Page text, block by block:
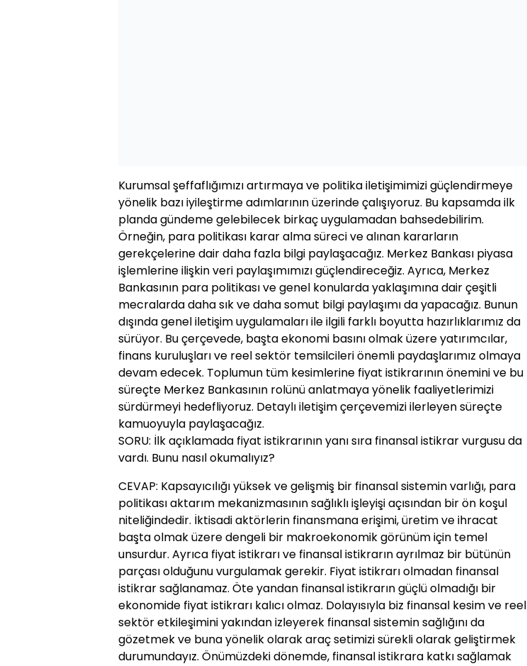
Kurumsal şeffaflığımızı artırmaya ve politika iletişimimizi güçlendirmeye
yönelik bazı iyileştirme adımlarının üzerinde çalışıyoruz. Bu kapsamda ilk
planda gündeme gelebilecek birkaç uygulamadan bahsedebilirim.
Örneğin, para politikası karar alma süreci ve alınan kararların
gerekçelerine dair daha fazla bilgi paylaşacağız. Merkez Bankası piyasa
işlemlerine ilişkin veri paylaşımımızı güçlendireceğiz. Ayrıca, Merkez
Bankasının para politikası ve genel konularda yaklaşımına dair çeşitli
mecralarda daha sık ve daha somut bilgi paylaşımı da yapacağız. Bunun
dışında genel iletişim uygulamaları ile ilgili farklı boyutta hazırlıklarımız da
sürüyor. Bu çerçevede, başta ekonomi basını olmak üzere yatırımcılar,
finans kuruluşları ve reel sektör temsilcileri önemli paydaşlarımız olmaya
devam edecek. Toplumun tüm kesimlerine fiyat istikrarının önemini ve bu
süreçte Merkez Bankasının rolünü anlatmaya yönelik faaliyetlerimizi
sürdürmeyi hedefliyoruz. Detaylı iletişim çerçevemizi ilerleyen süreçte
kamuoyuyla paylaşacağız.
SORU: İlk açıklamada fiyat istikrarının yanı sıra finansal istikrar vurgusu da
vardı. Bunu nasıl okumalıyız?
CEVAP: Kapsayıcılığı yüksek ve gelişmiş bir finansal sistemin varlığı, para
politikası aktarım mekanizmasının sağlıklı işleyişi açısından bir ön koşul
niteliğindedir. İktisadi aktörlerin finansmana erişimi, üretim ve ihracat
başta olmak üzere dengeli bir makroekonomik görünüm için temel
unsurdur. Ayrıca fiyat istikrarı ve finansal istikrarın ayrılmaz bir bütünün
parçası olduğunu vurgulamak gerekir. Fiyat istikrarı olmadan finansal
istikrar sağlanamaz. Öte yandan finansal istikrarın güçlü olmadığı bir
ekonomide fiyat istikrarı kalıcı olmaz. Dolayısıyla biz finansal kesim ve reel
sektör etkileşimini yakından izleyerek finansal sistemin sağlığını da
gözetmek ve buna yönelik olarak araç setimizi sürekli olarak geliştirmek
durumundayız. Önümüzdeki dönemde, finansal istikrara katkı sağlamak